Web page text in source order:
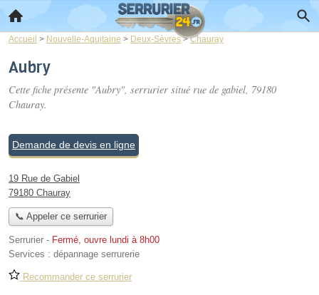
Accueil > Nouvelle-Aquitaine > Deux-Sèvres>Chauray
Aubry
Cette fiche présente "Aubry", serrurier situé rue de gabiel, 79180
Chauray.
Demande de devis en ligne
19 Rue de Gabiel
79180 Chauray
📞 Appeler ce serrurier
Serrurier - Fermé, ouvre lundi à 8h00
Services : dépannage serrurerie
Recommander ce serrurier